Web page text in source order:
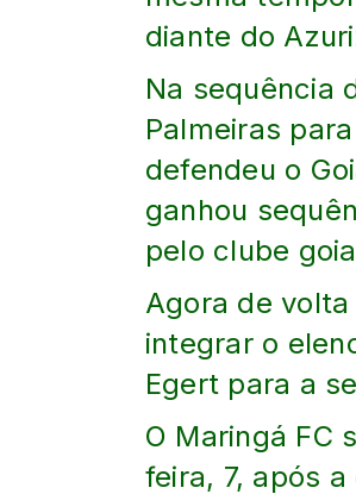
diante do
Na sequência
Palmeiras
defendeu o
ganhou
pelo clube
Agora de volta
integrar o
Egert para a
O Maringá FC
feira, 7, após